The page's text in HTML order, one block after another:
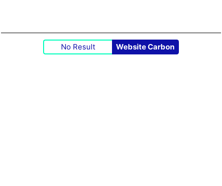
No Result Website Carbon